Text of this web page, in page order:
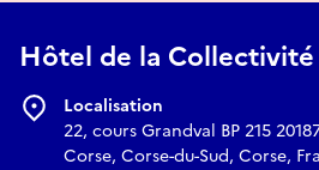
Hôtel de la Collectivité
Localisation
22, cours Grandval BP 215
Corse, Corse-du-Sud, Corse,